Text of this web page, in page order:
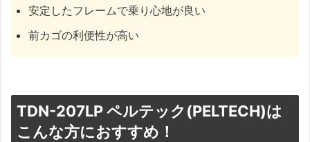
安定したフレームで乗り心地が良い
前カゴの利便性が高い
TDN-207LP ペルテック(PELTECH)は
こんな方におすすめ！